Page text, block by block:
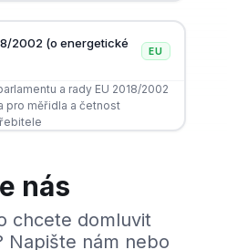
2002 (o energetické
EU
a rady EU 2018/2002
pro měřidla a četnost
nás
chcete domluvit
Napište nám nebo